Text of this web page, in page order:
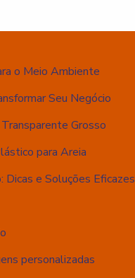
o Meio Ambiente
Seu Negócio
Grosso
para Areia
e Soluções Eficazes
personalizadas